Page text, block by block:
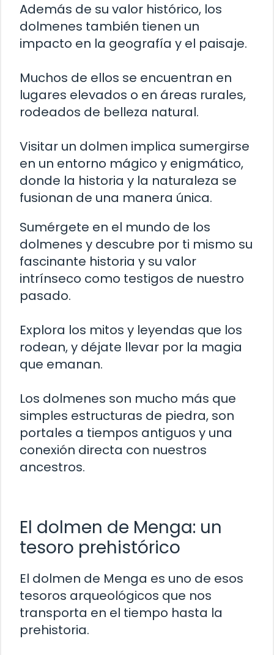
Además de su valor histórico, los
dolmenes también tienen un
impacto en la geografía y el paisaje.
Muchos de ellos se encuentran en
lugares elevados o en áreas rurales,
rodeados de belleza natural.
Visitar un dolmen implica sumergirse
en un entorno mágico y enigmático,
donde la historia y la naturaleza se
fusionan de una manera única.
Sumérgete en el mundo de los
dolmenes y descubre por ti mismo su
fascinante historia y su valor
intrínseco como testigos de nuestro
pasado.
Explora los mitos y leyendas que los
rodean, y déjate llevar por la magia
que emanan.
Los dolmenes son mucho más que
simples estructuras de piedra, son
portales a tiempos antiguos y una
conexión directa con nuestros
ancestros.
El dolmen de Menga: un
tesoro prehistórico
El dolmen de Menga es uno de esos
tesoros arqueológicos que nos
transporta en el tiempo hasta la
prehistoria.